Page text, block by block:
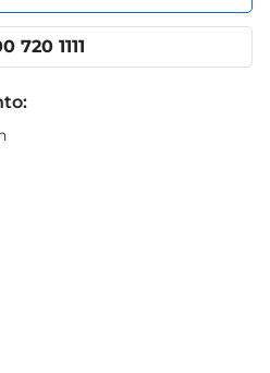
720 1111